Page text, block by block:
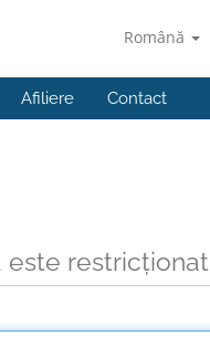
Română
Afiliere Contact
este restricționat